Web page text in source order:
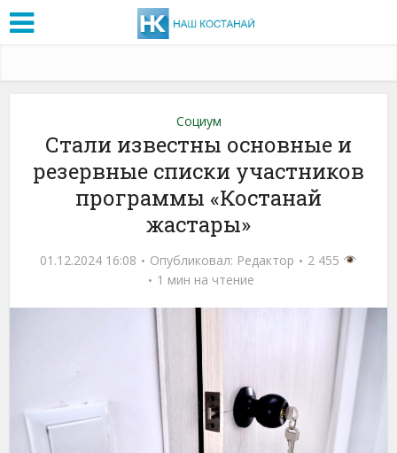
Социум
Стали известны основные и
резервные списки участников
программы «Костанай
жастары»
01.12.2024 16:08 Опубликовал: Редактор
2 455
1 мин на чтение